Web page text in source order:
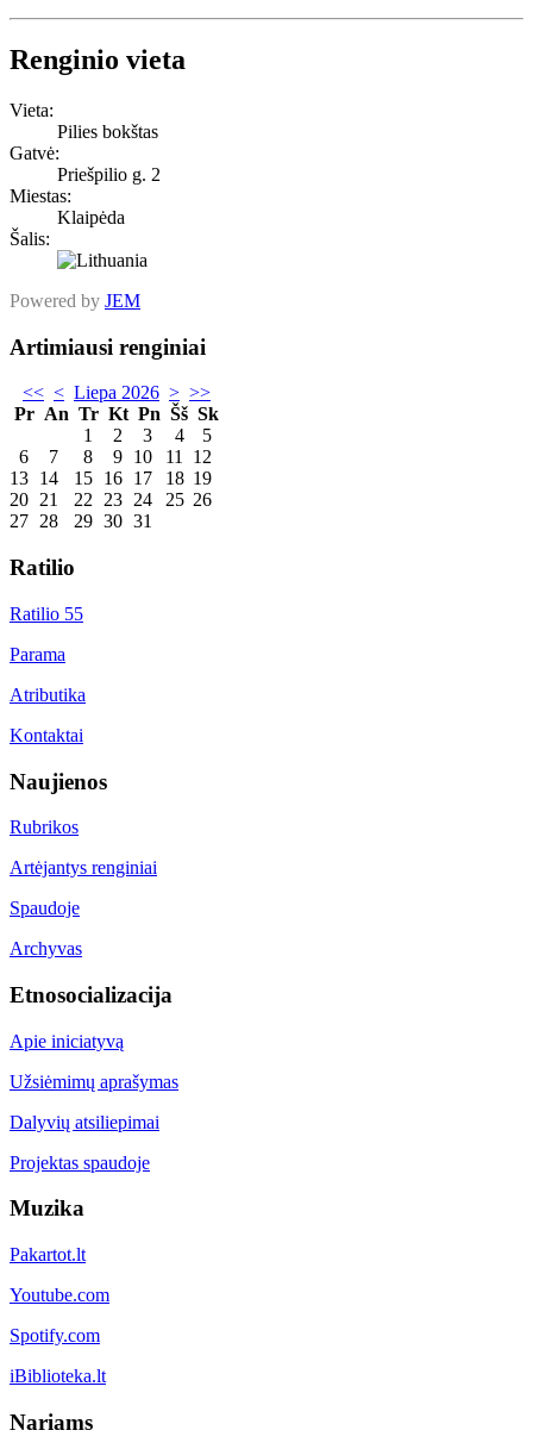
Renginio vieta
Vieta:
Pilies bokštas
Gatvė:
Priešpilio g. 2
Miestas:
Klaipėda
Šalis:
Powered by JEM
Artimiausi renginiai
<< < Liepa 2026 > >>
Pr An Tr Kt Pn Šš Sk
1
2 3 4
5
6
7 8 9 10 11
12
13 14 15 16 17 18 19
20 21 22 23 24 25 26
27 28 29 30 31
Ratilio
Ratilio 55
Parama
Atributika
Kontaktai
Naujienos
Rubrikos
Artėjantys renginiai
Spaudoje
Archyvas
Etnosocializacija
Apie iniciatyvą
Užsiėmimų aprašymas
Dalyvių atsiliepimai
Projektas spaudoje
Muzika
Pakartot.lt
Youtube.com
Spotify.com
iBiblioteka.lt
Nariams